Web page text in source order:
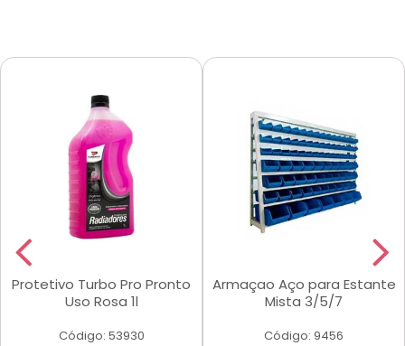
Protetivo Turbo Pro Pronto
Uso Rosa 1l
Código: 53930
Armaçao Aço para Estante
Mista 3/5/7
Código: 9456